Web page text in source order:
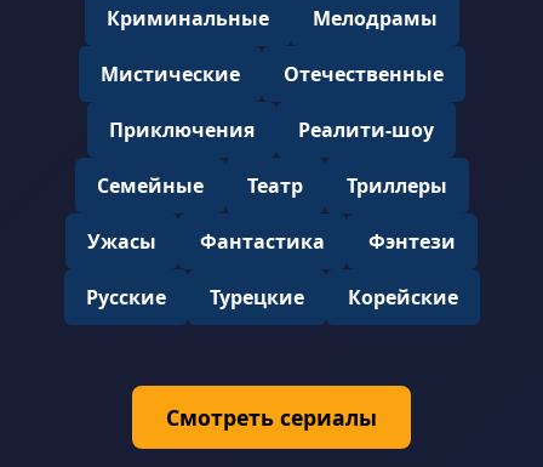
Криминальные Мелодрамы
Мистические Отечественные
Приключения Реалити-шоу
Семейные Театр Триллеры
Ужасы Фантастика Фэнтези
Русские Турецкие Корейские
Смотреть сериалы